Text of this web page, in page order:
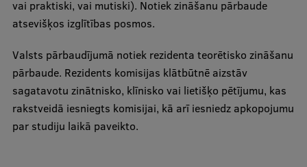
Starptautiskā sadarbība
Mobilitātes programmas
Starptautiskie projekti
Starptautiskie sadarbības partneri
vai praktiski, vai mutiski). Notiek zināšanu pārbaude
atsevišķos izglītības posmos.
Valsts pārbaudījumā notiek rezidenta teorētisko zināšanu
pārbaude. Rezidents komisijas klātbūtnē aizstāv
sagatavotu zinātnisko, klīnisko vai lietišķo pētījumu, kas
rakstveidā iesniegts komisijai, kā arī iesniedz apkopojumu
par studiju laikā paveikto.